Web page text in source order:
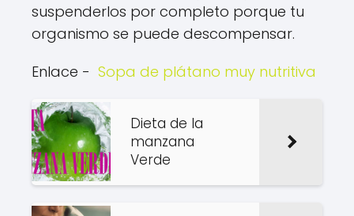
suspenderlos por completo porque tu
organismo se puede descompensar.
Enlace - Sopa de plátano muy nutritiva
Dieta de la
manzana
Verde